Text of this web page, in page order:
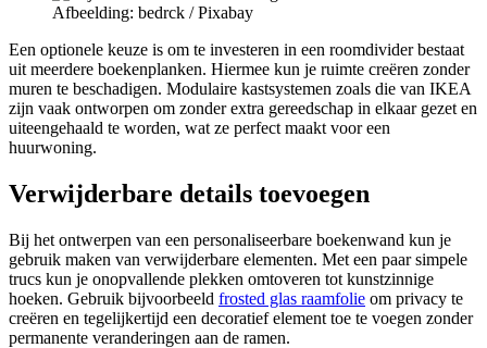
Afbeelding: bedrck / Pixabay
Een optionele keuze is om te investeren in een roomdivider bestaat
uit meerdere boekenplanken. Hiermee kun je ruimte creëren zonder
muren te beschadigen. Modulaire kastsystemen zoals die van IKEA
zijn vaak ontworpen om zonder extra gereedschap in elkaar gezet en
uiteengehaald te worden, wat ze perfect maakt voor een
huurwoning.
Verwijderbare details toevoegen
Bij het ontwerpen van een personaliseerbare boekenwand kun je
gebruik maken van verwijderbare elementen. Met een paar simpele
trucs kun je onopvallende plekken omtoveren tot kunstzinnige
hoeken. Gebruik bijvoorbeeld frosted glas raamfolie om privacy te
creëren en tegelijkertijd een decoratief element toe te voegen zonder
permanente veranderingen aan de ramen.